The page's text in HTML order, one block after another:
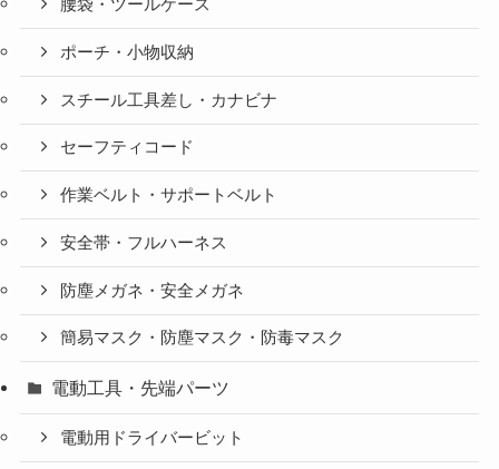
腰袋・ツールケース
ポーチ・小物収納
スチール工具差し・カナビナ
セーフティコード
作業ベルト・サポートベルト
安全帯・フルハーネス
防塵メガネ・安全メガネ
簡易マスク・防塵マスク・防毒マスク
電動工具・先端パーツ
電動用ドライバービット